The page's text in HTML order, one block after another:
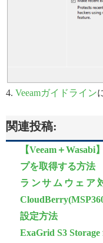
4. Veeamガイドライン
関連投稿:
【Veeam＋
プを取得する方法
ランサムウェア
設定方法
ExaGrid S3 Storage